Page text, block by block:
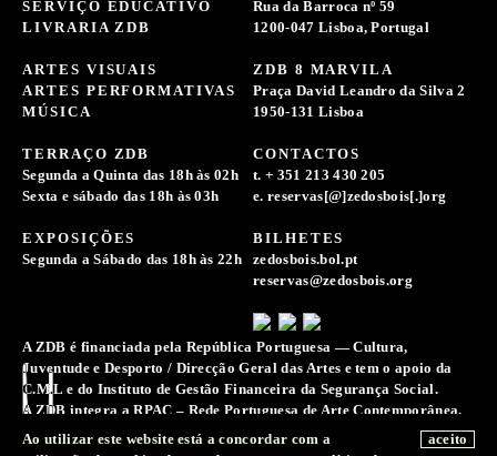
SERVIÇO EDUCATIVO
LIVRARIA ZDB
ARTES VISUAIS
ARTES PERFORMATIVAS
MÚSICA
Rua da Barroca nº 59
1200-047 Lisboa, Portugal
ZDB 8 MARVILA
Praça David Leandro da Silva 2
1950-131 Lisboa
TERRAÇO ZDB
Segunda a Quinta das 18h às 02h
Sexta e sábado das 18h às 03h
EXPOSIÇÕES
Segunda a Sábado das 18h às 22h
CONTACTOS
t. + 351 213 430 205
e. reservas[@]zedosbois[.]org
BILHETES
zedosbois.bol.pt
reservas@zedosbois.org
A ZDB é financiada pela República Portuguesa — Cultura,
Juventude e Desporto / Direcção Geral das Artes e tem o apoio da
C.M.L e do Instituto de Gestão Financeira da Segurança Social.
A ZDB integra a RPAC – Rede Portuguesa de Arte Contemporânea.
A Associação Zé dos Bois reserva-se o direito de recolher e
conservar registos de imagens, sons e voz para a difusão e
aceito
Ao utilizar este website está a concordar com a